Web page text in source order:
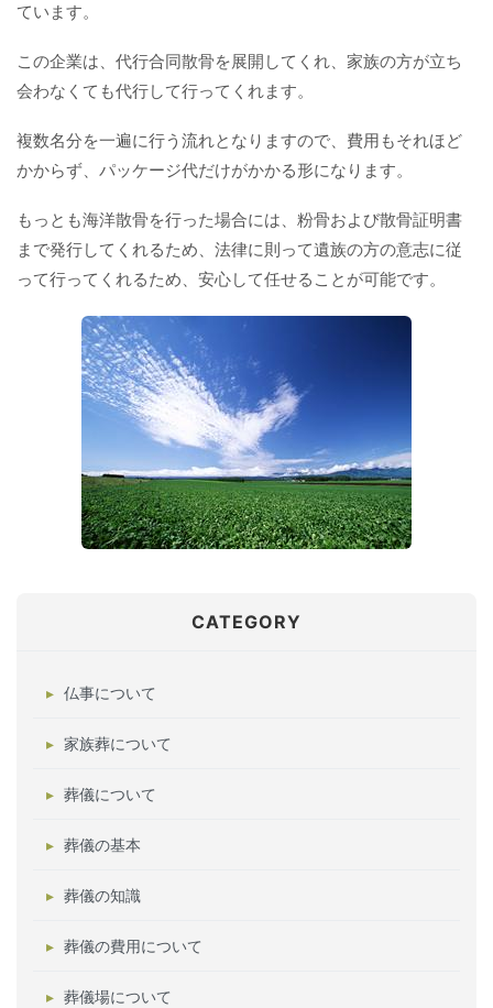
ています。
この企業は、代行合同散骨を展開してくれ、家族の方が立ち
会わなくても代行して行ってくれます。
複数名分を一遍に行う流れとなりますので、費用もそれほど
かからず、パッケージ代だけがかかる形になります。
もっとも海洋散骨を行った場合には、粉骨および散骨証明書
まで発行してくれるため、法律に則って遺族の方の意志に従
って行ってくれるため、安心して任せることが可能です。
CATEGORY
仏事について
家族葬について
葬儀について
葬儀の基本
葬儀の知識
葬儀の費用について
葬儀場について